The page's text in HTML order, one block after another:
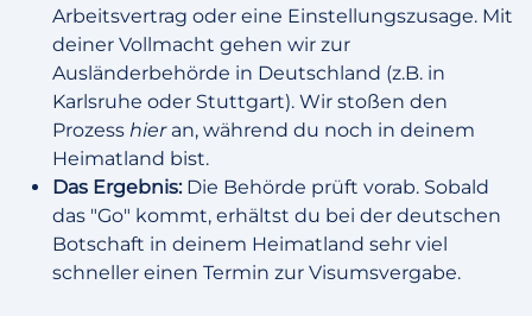
Arbeitsvertrag oder eine Einstellungszusage. Mit
deiner Vollmacht gehen wir zur
Ausländerbehörde in Deutschland (z.B. in
Karlsruhe oder Stuttgart). Wir stoßen den
Prozess hieran, während du noch in deinem
Heimatland bist.
Das Ergebnis:Die Behörde prüft vorab. Sobald
das "Go" kommt, erhältst du bei der deutschen
Botschaft in deinem Heimatland sehr viel
schneller einen Termin zur Visumsvergabe.